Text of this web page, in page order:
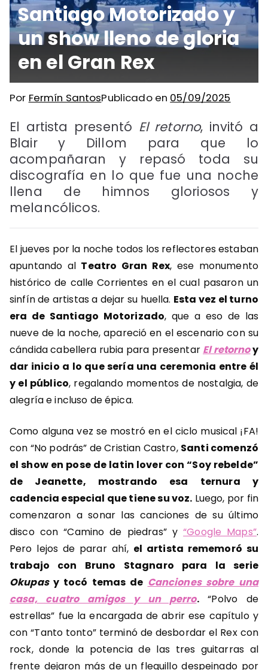
Santiago Motorizado y
un show lleno de gloria
en el Gran Rex
Por Fermín SantosPublicado en 05/09/2025
El artista presentó El retorno, invitó a
Blair y Dillom para que lo
acompañaran y repasó toda su
discografía en lo que fue una noche
llena de himnos gloriosos y
melancólicos.
El jueves por la noche todos los reflectores estaban
apuntando al Teatro Gran Rex, ese monumento
histórico de calle Corrientes en el cual pasaron un
sinfín de artistas a dejar su huella. Esta vez el turno
era de Santiago Motorizado, que a eso de las
nueve de la noche, apareció en el escenario con su
cándida cabellera rubia para presentar El retornoy
dar inicio a lo que sería una ceremonia entre él
y el público, regalando momentos de nostalgia, de
alegría e incluso de épica.
Como alguna vez se mostró en el ciclo musical ¡FA!
con “No podrás” de Cristian Castro, Santi comenzó
el show en pose de latin lover con “Soy rebelde”
de Jeanette, mostrando esa ternura y
cadencia especial que tiene su voz. Luego, por fin
comenzaron a sonar las canciones de su último
disco con “Camino de piedras” y“Google Maps”.
Pero lejos de parar ahí, el artista rememoró su
trabajo con Bruno Stagnaro para la serie
Okupasy tocó temas de Canciones sobre una
casa, cuatro amigos y un perro.“Polvo de
estrellas” fue la encargada de abrir ese capítulo y
con “Tanto tonto” terminó de desbordar el Rex con
rock, donde la potencia de las tres guitarras al
frente dejaron más de un flequillo despeinado por